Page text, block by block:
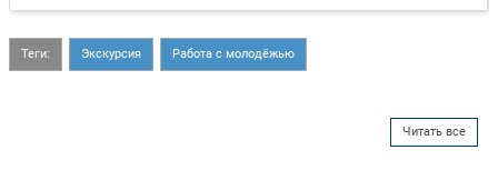
Теги: Экскурсия Работа с молодёжью
Читать все